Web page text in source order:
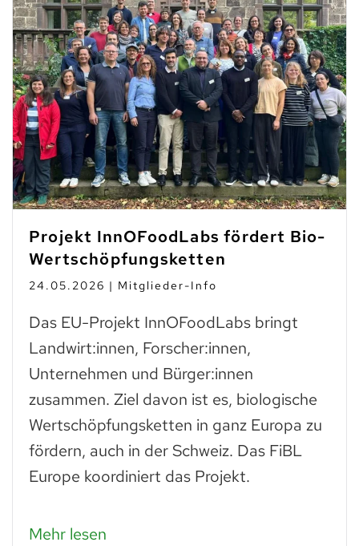
Projekt InnOFoodLabs fördert Bio-
Wertschöpfungsketten
24.05.2026 | Mitglieder-Info
Das EU-Projekt InnOFoodLabs bringt
Landwirt:innen, Forscher:innen,
Unternehmen und Bürger:innen
zusammen. Ziel davon ist es, biologische
Wertschöpfungsketten in ganz Europa zu
fördern, auch in der Schweiz. Das FiBL
Europe koordiniert das Projekt.
Mehr lesen